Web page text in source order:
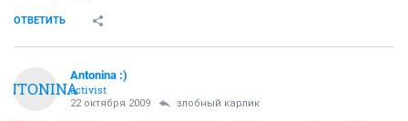
ОТВЕТИТЬ
Antonina :)
activist
22 октября 2009 злобный карлик